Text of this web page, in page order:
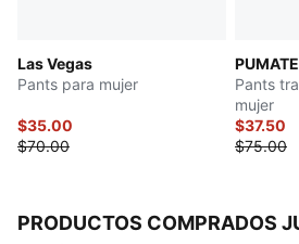
Las Vegas
Pants para mujer
$35.00
$70.00
Pants
mujer
$37.50
$75.00
PRODUCTOS COMPRADOS